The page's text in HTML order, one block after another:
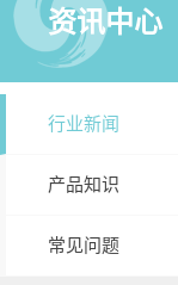
资讯中心
行业新闻
产品知识
常见问题